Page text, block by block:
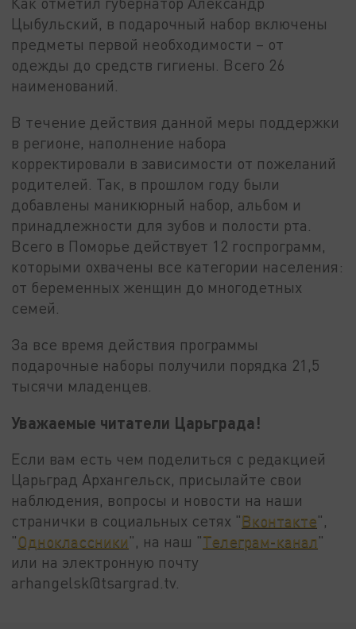
Цыбульский, в подарочный набор включены
предметы первой необходимости – от
одежды до средств гигиены. Всего 26
наименований.
В течение действия данной меры поддержки
в регионе, наполнение набора
корректировали в зависимости от пожеланий
родителей. Так, в прошлом году были
добавлены маникюрный набор, альбом и
принадлежности для зубов и полости рта.
Всего в Поморье действует 12 госпрограмм,
которыми охвачены все категории населения:
от беременных женщин до многодетных
семей.
За все время действия программы
подарочные наборы получили порядка 21,5
тысячи младенцев.
Уважаемые читатели Царьграда!
Если вам есть чем поделиться с редакцией
Царьград Архангельск, присылайте свои
наблюдения, вопросы и новости на наши
странички в социальных сетях "Вконтакте",
"Одноклассники", на наш "Телеграм-канал"
или на электронную почту
arhangelsk@tsargrad.tv.